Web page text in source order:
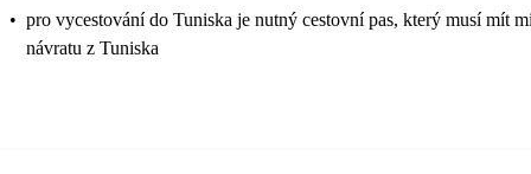
• pro vycestování do Tuniska je nutný cestovní pas, který musí mít
návratu z Tuniska